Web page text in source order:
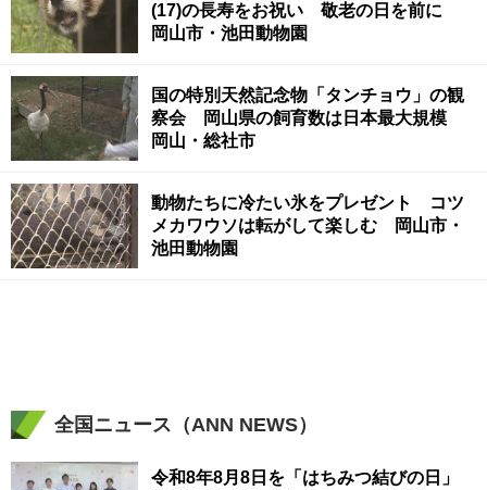
(17)の長寿をお祝い 敬老の日を前に
岡山市・池田動物園
国の特別天然記念物「タンチョウ」の観
察会 岡山県の飼育数は日本最大規模
岡山・総社市
動物たちに冷たい氷をプレゼント コツ
メカワウソは転がして楽しむ 岡山市・
池田動物園
全国ニュース（ANN NEWS）
令和8年8月8日を「はちみつ結びの日」